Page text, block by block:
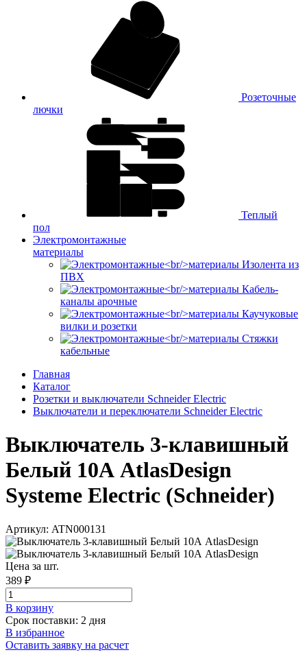
Розеточные
лючки
Теплый
пол
Электромонтажные
материалы
Изолента из
ПВХ
Кабель-
каналы арочные
Каучуковые
вилки и розетки
Стяжки
кабельные
Главная
Каталог
Розетки и выключатели Schneider Electric
Выключатели и переключатели Schneider Electric
Выключатель 3-клавишный
Белый 10А AtlasDesign
Systeme Electric (Schneider)
Артикул: ATN000131
Цена за шт.
389 ₽
В корзинy
Срок поставки: 2 дня
В избранное
Оставить заявку на расчет